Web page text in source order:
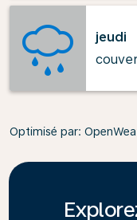
jeudi
Optimisé par: